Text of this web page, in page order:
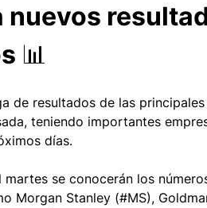
nuevos
📊
de resultados de las
teniendo importantes
días.
se conocerán los
Morgan Stanley (#MS),